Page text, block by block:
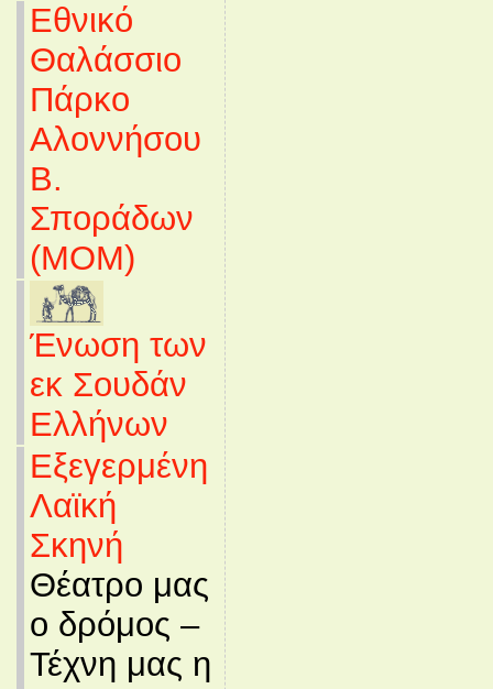
Εθνικό
Θαλάσσιο
Πάρκο
Αλοννήσου
Β.
Σποράδων
(MOM)
Ένωση των
εκ Σουδάν
Ελλήνων
Εξεγερμένη
Λαϊκή
Σκηνή
Θέατρο μας
ο δρόμος –
Τέχνη μας η